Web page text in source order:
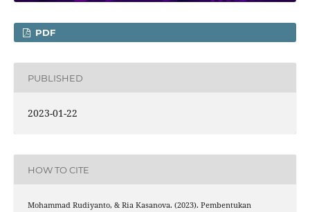
PDF
PUBLISHED
2023-01-22
HOW TO CITE
Mohammad Rudiyanto, & Ria Kasanova. (2023). Pembentukan